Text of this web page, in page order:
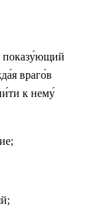
показу́ющий
враго́в
к нему́